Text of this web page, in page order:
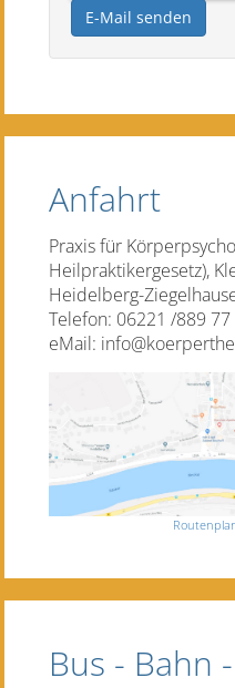
E-Mail senden
Anfahrt
Praxis für
Heilpraktikergesetz),
Heidelberg-
Telefon: 06221 /889
eMail:
Bus - Bahn